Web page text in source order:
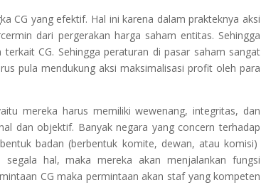
CG yang efektif. Hal ini karena dalam prakteknya aksi
dari pergerakan harga saham entitas. Sehingga
CG. Sehingga peraturan di pasar saham sangat
pula mendukung aksi maksimalisasi profit oleh para
mereka harus memiliki wewenang, integritas, dan
dan objektif. Banyak negara yang concern terhadap
badan (berbentuk komite, dewan, atau komisi)
hal, maka mereka akan menjalankan fungsi
CG maka permintaan akan staf yang kompeten